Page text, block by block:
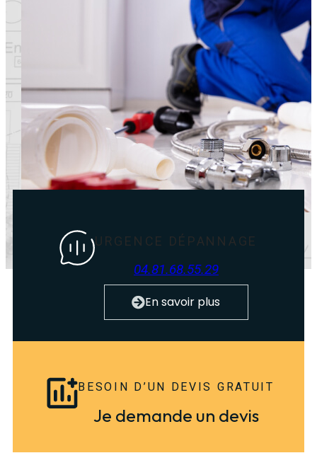
URGENCE DÉPANNAGE
04.81.68.55.29
En savoir plus
BESOIN D’UN DEVIS GRATUIT
Je demande un devis